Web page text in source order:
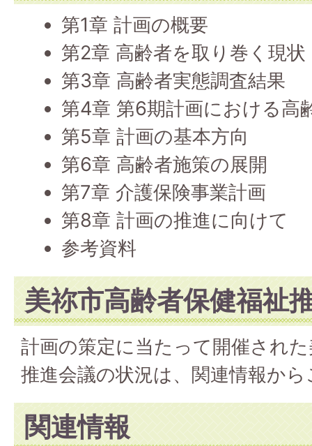
第1章 計画の概要
第2章 高齢者を取り巻く現状
第3章 高齢者実態調査結果
第4章 第6期計画における高
第5章 計画の基本方向
第6章 高齢者施策の展開
第7章 介護保険事業計画
第8章 計画の推進に向けて
参考資料
美祢市高齢者保健福祉
計画の策定に当たって開催され
推進会議の状況は、関連情報か
関連情報